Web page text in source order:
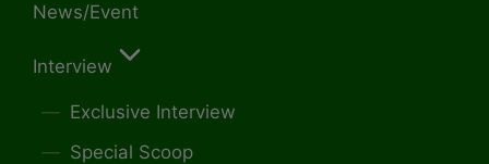
News/Event
Interview
Exclusive Interview
Special Scoop